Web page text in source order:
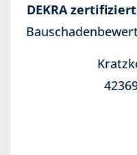
DEKRA